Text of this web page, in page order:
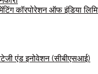
कॉरपोरेशन ऑफ इंडिया
एंड इनोवेशन (सीबीएसआई)